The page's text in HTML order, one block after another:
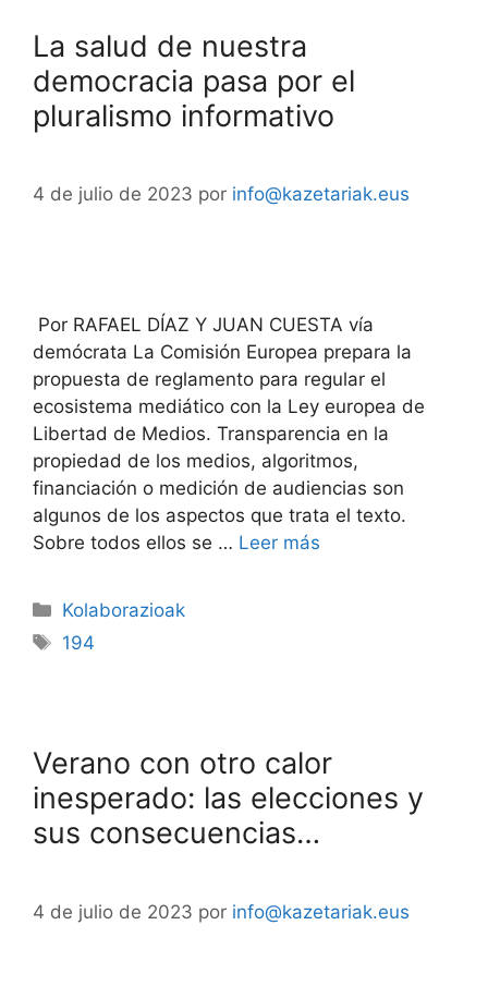
La salud de nuestra
democracia pasa por el
pluralismo informativo
4 de julio de 2023 por info@kazetariak.eus
Por RAFAEL DÍAZ Y JUAN CUESTA vía
demócrata La Comisión Europea prepara la
propuesta de reglamento para regular el
ecosistema mediático con la Ley europea de
Libertad de Medios. Transparencia en la
propiedad de los medios, algoritmos,
financiación o medición de audiencias son
algunos de los aspectos que trata el texto.
Sobre todos ellos se … Leer más
Kolaborazioak
194
Verano con otro calor
inesperado: las elecciones y
sus consecuencias…
4 de julio de 2023 por info@kazetariak.eus